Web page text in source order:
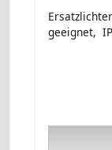
geeignet,